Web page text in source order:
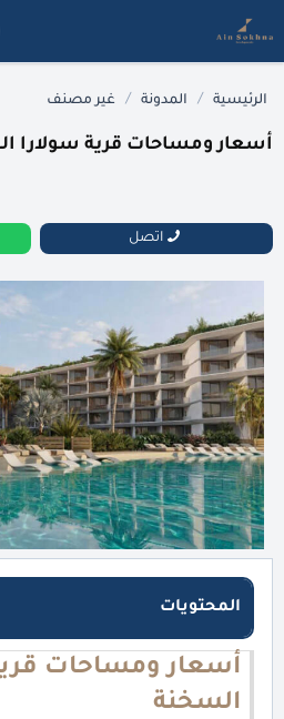
الرئيسية / المدونة / غير مصنف
أسعار ومساحات قرية سولارا
اتصل
المحتويات
أسعار ومساحات
السخنة